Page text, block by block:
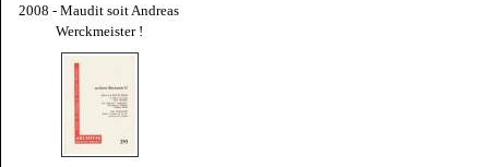
2008 - Maudit soit Andreas
Werckmeister !